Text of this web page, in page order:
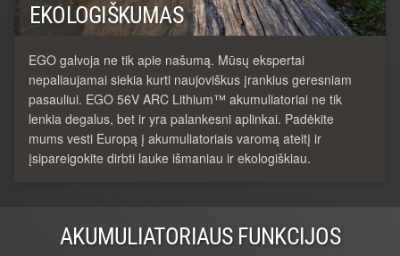
EKOLOGIŠKUMAS
EGO galvoja ne tik apie našumą. Mūsų ekspertai
nepaliaujamai siekia kurti naujoviškus įrankius geresniam
pasauliui. EGO 56V ARC Lithium™ akumuliatoriai ne tik
lenkia degalus, bet ir yra palankesni aplinkai. Padėkite
mums vesti Europą į akumuliatoriais varomą ateitį ir
įsipareigokite dirbti lauke išmaniau ir ekologiškiau.
AKUMULIATORIAUS FUNKCIJOS